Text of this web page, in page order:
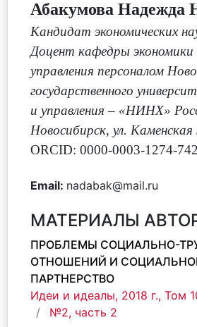
Абакумова Надежда
Кандидат экономических
Доцент кафедры
управления персоналом
государственного
и управления – «НИНХ»
Новосибирск, ул. Каменская
ORCID: 0000-0003-1274-
Email: nadabak@mail.ru
МАТЕРИАЛЫ
ПРОБЛЕМЫ СОЦИАЛЬНО-
ОТНОШЕНИЙ И
ПАРТНЕРСТВО
Идеи и идеалы, 2018 г., Том
№2, часть 2